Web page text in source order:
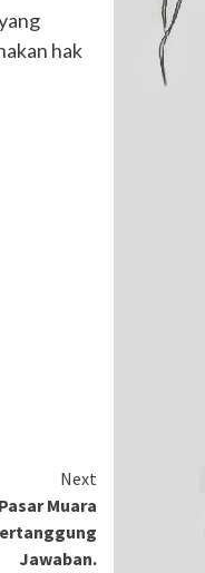
hak
Next
Muara
Jawaban.